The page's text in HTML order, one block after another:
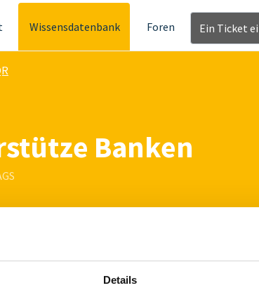
Details
Wissensdatenbank Foren Ein Ticket
Banken
und somit den tan Jack